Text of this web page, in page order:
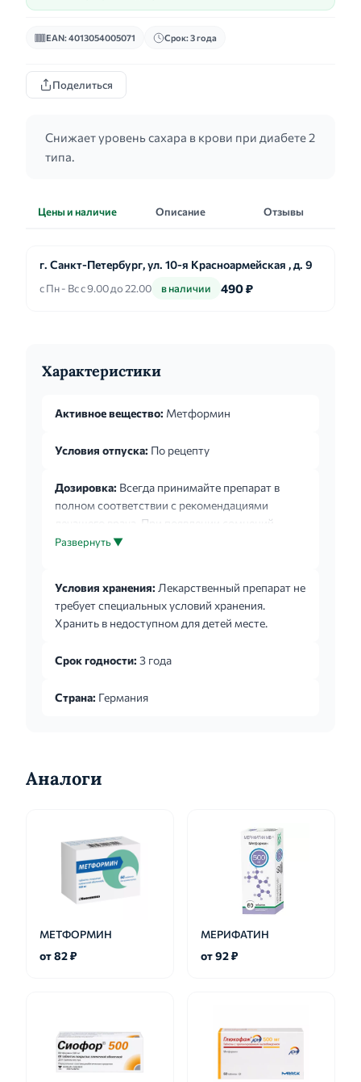
EAN: 4013054005071 Срок: 3 года
Поделиться
Снижает уровень сахара в крови при диабете 2
типа.
Цены и наличие Описание Отзывы
г. Санкт-Петербург, ул. 10-я Красноармейская , д. 9
с Пн - Вс с 9.00 до 22.00 в наличии 490 ₽
Характеристики
Активное вещество: Метформин
Условия отпуска: По рецепту
Дозировка: Всегда принимайте препарат в
полном соответствии с рекомендациями
лечащего врача. При появлении сомнений
посоветуйтесь с лечащим врачом или
индивидуально для пациента на основании
результатов измерения концентрации глюкозы
(уровня сахара) в крови. Монотерапия и
другими гипогликемическими средствами при
принимающих метформин, реко...
Развернуть ▼
Условия хранения: Лекарственный препарат не
требует специальных условий хранения.
Хранить в недоступном для детей месте.
Срок годности: 3 года
Страна: Германия
Аналоги
МЕТФОРМИН
от 82 ₽
МЕРИФАТИН
от 92 ₽